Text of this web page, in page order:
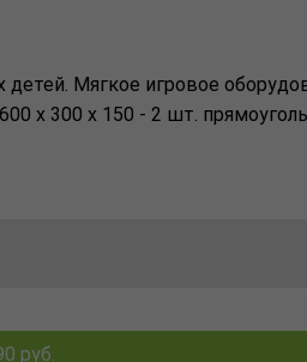
детей. Мягкое игровое
х 300 х 150 - 2 шт.
руб.